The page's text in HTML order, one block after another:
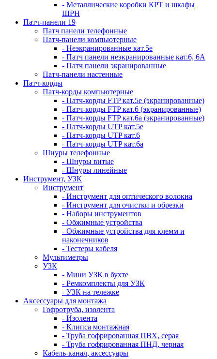
- Металлические коробки КРТ и шкафы
ШРН
Патч-панели 19
Патч панели телефонные
Патч-панели компьютерные
- Неэкранированные кат.5е
- Патч панели неэкранированные кат.6, 6А
- Патч панели экранированные
Патч-панели настенные
Патч-корды
Патч-корды компьютерные
- Патч-корды FTP кат.5е (экранированные)
- Патч-корды FTP кат.6 (экранированные)
- Патч-корды FTP кат.6а (экранированные)
- Патч-корды UTP кат.5е
- Патч-корды UTP кат.6
- Патч-корды UTP кат.6а
Шнуры телефонные
- Шнуры витые
- Шнуры линейные
Инструмент, УЗК
Инструмент
- Инструмент для оптического волокна
- Инструмент для очистки и обрезки
- Наборы инструментов
- Обжимные устройства
- Обжимные устройства для клемм и
наконечников
- Тестеры кабеля
Мультиметры
УЗК
- Мини УЗК в бухте
- Ремкомплекты для УЗК
- УЗК на тележке
Аксессуары для монтажа
Гофротруба, изолента
- Изолента
- Клипса монтажная
- Труба гофрированная ПВХ, серая
- Труба гофрированная ПНД, черная
Кабель-канал, аксессуары